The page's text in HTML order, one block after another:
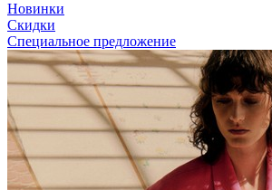
Новинки
Скидки
Специальное предложение